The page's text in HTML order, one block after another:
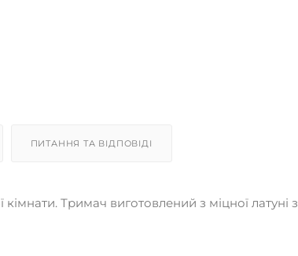
ПИТАННЯ ТА ВІДПОВІДІ
Тримач виготовлений з міцної латуні з